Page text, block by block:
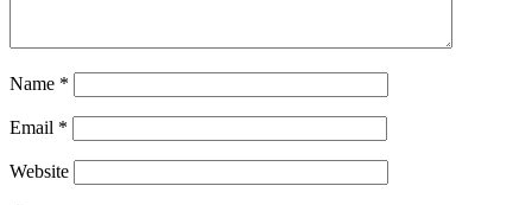
Name *
Email *
Website